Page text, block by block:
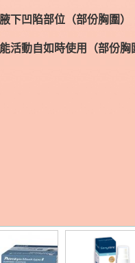
下凹陷部位（部份胸圍）
活動自如時使用（部份胸